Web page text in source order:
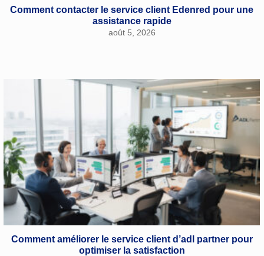
Comment contacter le service client Edenred pour une
assistance rapide
août 5, 2026
Comment améliorer le service client d’adl partner pour
optimiser la satisfaction